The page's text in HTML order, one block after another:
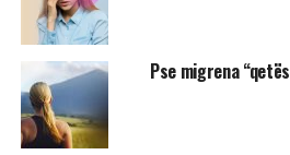
Pse migrena